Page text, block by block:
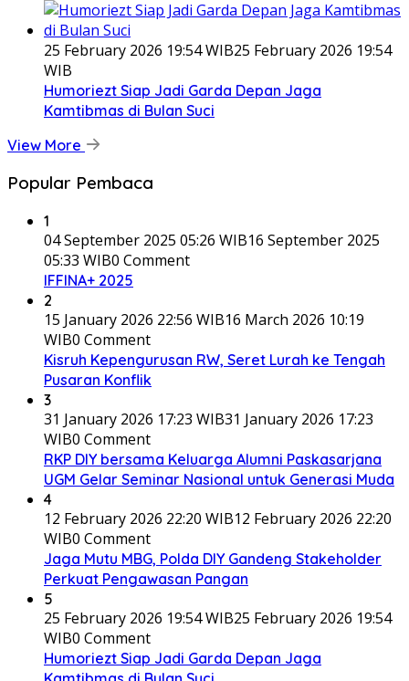
25 February 2026 19:54 WIB25 February 2026 19:54
WIB
Humoriezt Siap Jadi Garda Depan Jaga
Kamtibmas di Bulan Suci
View More
Popular Pembaca
1
04 September 2025 05:26 WIB16 September 2025
05:33 WIB0 Comment
IFFINA+ 2025
2
15 January 2026 22:56 WIB16 March 2026 10:19
WIB0 Comment
Kisruh Kepengurusan RW, Seret Lurah ke Tengah
Pusaran Konflik
3
31 January 2026 17:23 WIB31 January 2026 17:23
WIB0 Comment
RKP DIY bersama Keluarga Alumni Paskasarjana
UGM Gelar Seminar Nasional untuk Generasi Muda
4
12 February 2026 22:20 WIB12 February 2026 22:20
WIB0 Comment
Jaga Mutu MBG, Polda DIY Gandeng Stakeholder
Perkuat Pengawasan Pangan
5
25 February 2026 19:54 WIB25 February 2026 19:54
WIB0 Comment
Humoriezt Siap Jadi Garda Depan Jaga